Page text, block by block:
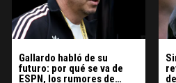
Gallardo habló de su
futuro: por qué se va de
ESPN, los rumores de